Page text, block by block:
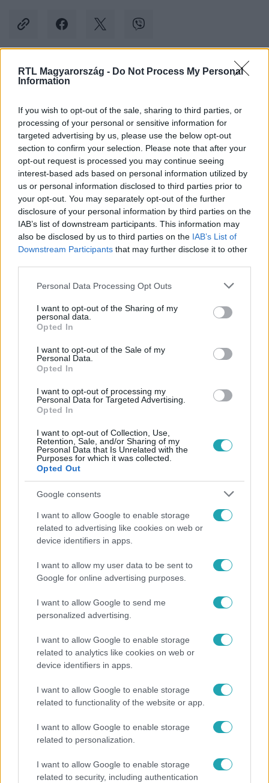
RTL Magyarország - Do Not Process My Personal
Information
If you wish to opt-out of the sale, sharing to third parties, or
processing of your personal or sensitive information for
targeted advertising by us, please use the below opt-out
section to confirm your selection. Please note that after your
opt-out request is processed you may continue seeing
interest-based ads based on personal information utilized by
us or personal information disclosed to third parties prior to
your opt-out. You may separately opt-out of the further
disclosure of your personal information by third parties on the
IAB’s list of downstream participants. This information may
also be disclosed by us to third parties on the IAB’s List of
Downstream Participants that may further disclose it to other
Please note that this website/app uses one or more Google
not limited to your visit or usage behaviour. You may click to
grant or deny consent to Google and its third-party tags to
use your data for below specified purposes in below Google
consent section.
Personal Data Processing Opt Outs
I want to opt-out of the Sharing of my
personal data.
Opted In
I want to opt-out of the Sale of my
Personal Data.
Opted In
I want to opt-out of processing my
Personal Data for Targeted Advertising.
Opted In
I want to opt-out of Collection, Use,
Retention, Sale, and/or Sharing of my
Personal Data that Is Unrelated with the
Purposes for which it was collected.
Opted Out
Google consents
I want to allow Google to enable storage
related to advertising like cookies on web or
device identifiers in apps.
I want to allow my user data to be sent to
Google for online advertising purposes.
I want to allow Google to send me
personalized advertising.
I want to allow Google to enable storage
related to analytics like cookies on web or
device identifiers in apps.
I want to allow Google to enable storage
related to functionality of the website or app.
I want to allow Google to enable storage
related to personalization.
I want to allow Google to enable storage
related to security, including authentication
Kövess minket, és értesülj a friss hírekről a
Követem
BELFÖLD MR. OROSZORSZÁG # KLAUS MANGOLD
#INNOVÁCIÓS-ÉS TECHNOLÓGIAI MINISZTÉRIUM #ITM
#TANÁCSADÓ
Népszerű
Járai Máté kiakadt Siófokon
Megvan, kik váltják a fenyegetés miatt visszalépő
Majkát a SIC Feszten